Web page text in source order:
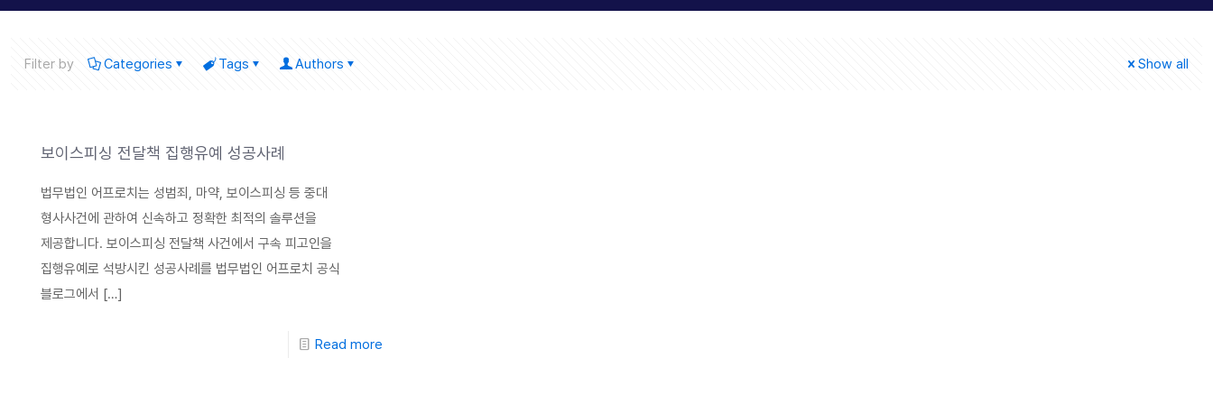
Filter by Categories Tags Authors Show all
보이스피싱 전달책 집행유예 성공사례
법무법인 어프로치는 성범죄, 마약, 보이스피싱 등 중대
형사사건에 관하여 신속하고 정확한 최적의 솔루션을
제공합니다. 보이스피싱 전달책 사건에서 구속 피고인을
집행유예로 석방시킨 성공사례를 법무법인 어프로치 공식
블로그에서 […]
Read more